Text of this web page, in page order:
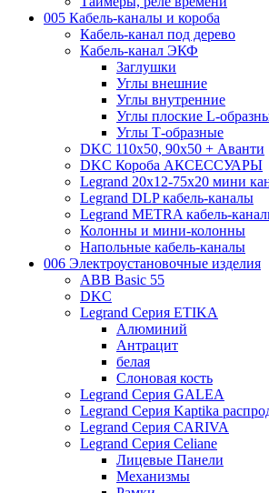
005 Кабель-каналы и короба
Кабель-канал под дерево
Кабель-канал ЭКФ
Заглушки
Углы внешние
Углы внутренние
Углы плоские L-
Углы Т-образные
DKC 110х50, 90х50 + Аванти
DKC Короба АКСЕССУАРЫ
Legrand 20х12-75х20 мини
Legrand DLP кабель-каналы
Legrand METRA кабель-
Колонны и мини-колонны
Напольные кабель-каналы
006 Электроустановочные изделия
ABB Basic 55
DKC
Legrand Серия ETIKA
Алюминий
Антрацит
белая
Слоновая кость
Legrand Серия GALEA
Legrand Серия Kaptika
Legrand Серия CARIVA
Legrand Серия Celiane
Лицевые Панели
Механизмы